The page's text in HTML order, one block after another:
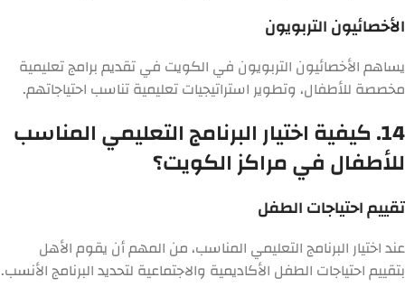
الأخصائيون التربويون
يساهم الأخصائيون التربويون في الكويت في تقديم برامج تعليمية
مخصصة للأطفال، وتطوير استراتيجيات تعليمية تناسب احتياجاتهم.
14. كيفية اختيار البرنامج التعليمي المناسب
للأطفال في مراكز الكويت؟
تقييم احتياجات الطفل
عند اختيار البرنامج التعليمي المناسب، من المهم أن يقوم الأهل
بتقييم احتياجات الطفل الأكاديمية والاجتماعية لتحديد البرنامج الأنسب.